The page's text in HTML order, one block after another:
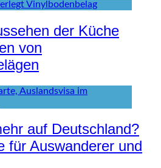
der Küche
von
auf Deutschland?
für Auswanderer und